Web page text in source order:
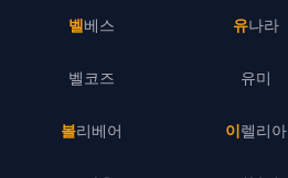
벨베스
벨코즈
볼리베어
유나라
유미
이렐리아